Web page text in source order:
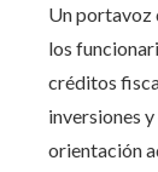
Un portavoz
los
créditos
inversiones
orientación